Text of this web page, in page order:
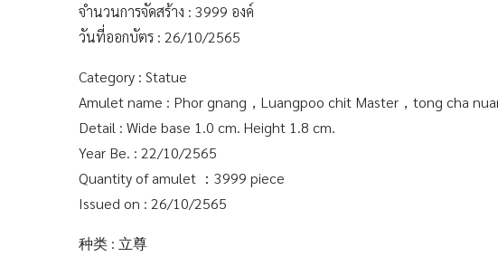
จำนวนการจัดสร้าง : 3999 องค์
วันที่ออกบัตร : 26/10/2565
Category : Statue
Amulet name : Phor gnang，Luangpoo chit Master，tong cha
Detail : Wide base 1.0 cm. Height 1.8 cm.
Year Be. : 22/10/2565
Quantity of amulet ：3999 piece
Issued on : 26/10/2565
种类 : 立尊